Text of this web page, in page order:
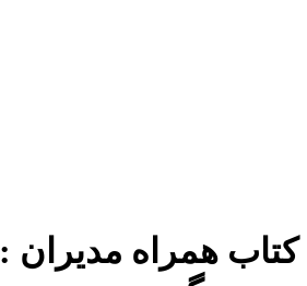
کتاب همراه مدیران :